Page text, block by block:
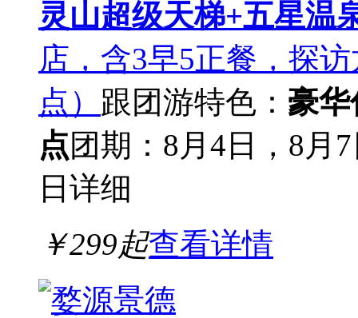
灵山超级天梯+五星温
店，含3早5正餐，探
点） 跟团游特色： 豪
点团期：8月4日，8月
日 详细
￥299起查看详情